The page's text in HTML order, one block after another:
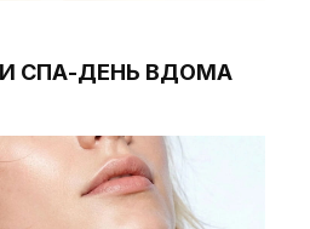
СПА-ДЕНЬ ВДОМА